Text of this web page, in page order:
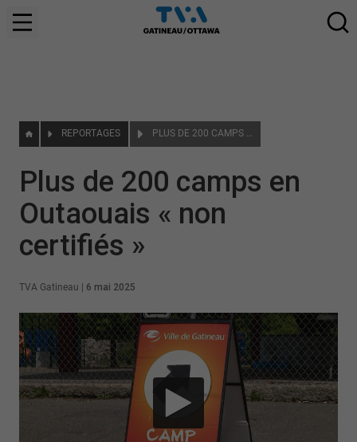
REPORTAGES PLUS DE 200 CAMPS EN OUTAOUAIS « NON CERTIFIÉS »
Plus de 200 camps en
Outaouais « non
certifiés »
TVA Gatineau 6 mai 2025